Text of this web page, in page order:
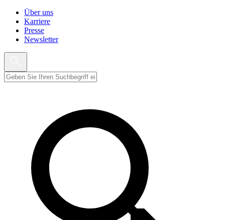
Über uns
Karriere
Presse
Newsletter